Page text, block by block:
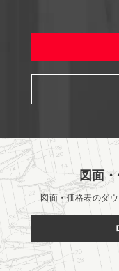
図面
図面・価格表のダ